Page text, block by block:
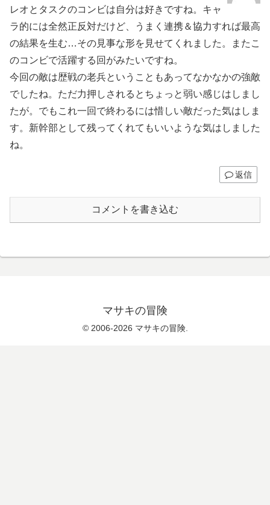
レオとタスクのコンビは自分は好きですね。キャ
ラ的には全然正反対だけど、うまく連携＆協力すれば最高
の結果を生む…その見事な形を見せてくれました。またこ
のコンビで活躍する回がみたいですね。
今回の敵は歴戦の老兵ということもあってなかなかの強敵
でしたね。ただ力押しされるとちょっと弱い感じはしまし
たが。でもこれ一回で終わるには惜しい敵だった気はしま
す。新幹部として残ってくれてもいいような気はしました
ね。
返信
コメントを書き込む
マサキの冒険
© 2006-2026 マサキの冒険.